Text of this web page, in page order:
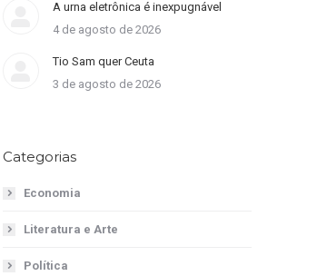
A urna eletrônica é inexpugnável
4 de agosto de 2026
Tio Sam quer Ceuta
3 de agosto de 2026
Categorias
Economia
Literatura e Arte
Política